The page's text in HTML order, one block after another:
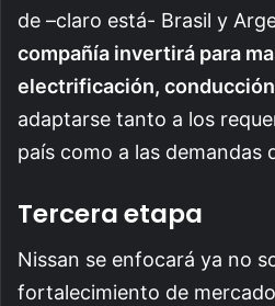
de –claro está- Brasil y
compañía invertirá para
electrificación,
adaptarse tanto a los
país como a las demandas
Tercera etapa
Nissan se enfocará ya no
fortalecimiento de